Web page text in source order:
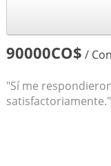
90000CO$ /
"Sí me
satisfactoriamente."